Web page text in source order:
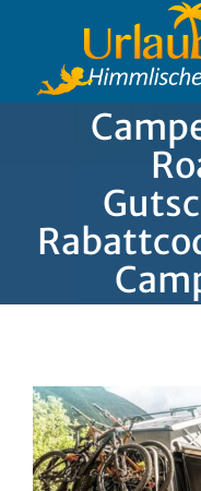
springen